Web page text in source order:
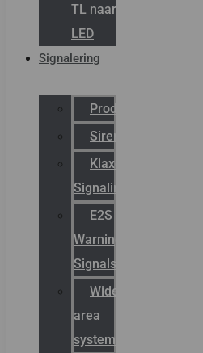
TL naar
LED
Signalering
Productcatalogus
Sirena
Klaxon
Signaling
E2S
Warning
Signals
Wide
area
systemen